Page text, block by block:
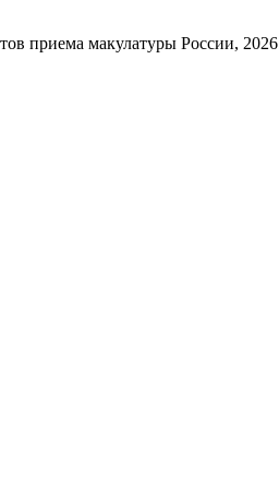
приема макулатуры России, 2026